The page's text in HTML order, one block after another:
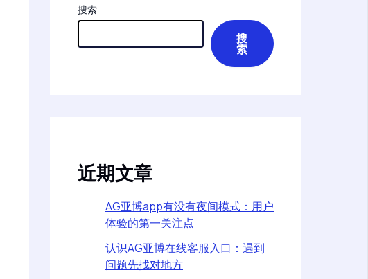
搜索
搜
索
近期文章
AG亚博app有没有夜间模式：用户
体验的第一关注点
认识AG亚博在线客服入口：遇到
问题先找对地方